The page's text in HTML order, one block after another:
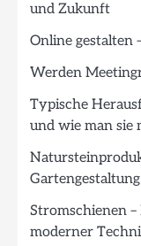
und Zukunft
Online gestalten
Werden
Typische
und wie man sie
Stromschienen
moderner